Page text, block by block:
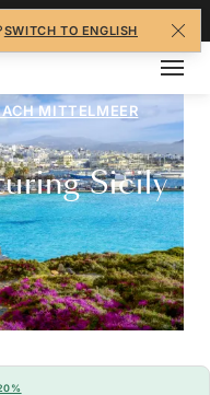
SWITCH TO ENGLISH
MITTELMEER
Sicily